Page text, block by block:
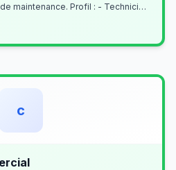
Profil : - Technicien
c